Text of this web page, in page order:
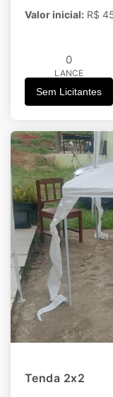
Valor inicial: R$
0
LANCE
Sem Licitantes
Tenda 2x2